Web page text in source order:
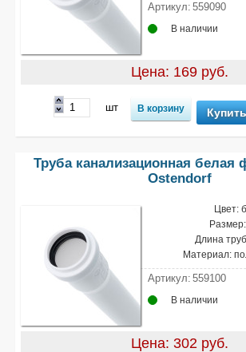
Артикул: 559090
В наличии
Цена: 169 руб.
шт
Труба канализационная белая
Ostendorf
Цвет:
Длина
Материал:
Артикул: 559100
В наличии
Цена: 302 руб.